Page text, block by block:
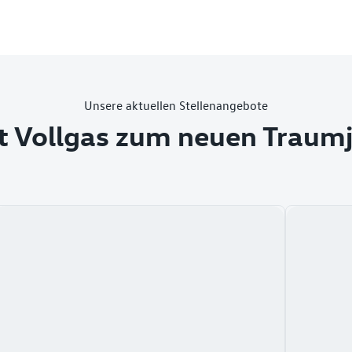
Unsere aktuellen Stellenangebote
Vollgas zum neuen